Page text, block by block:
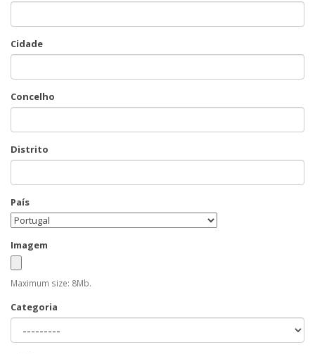
Cidade
Concelho
Distrito
País
Imagem
Maximum size: 8Mb.
Categoria